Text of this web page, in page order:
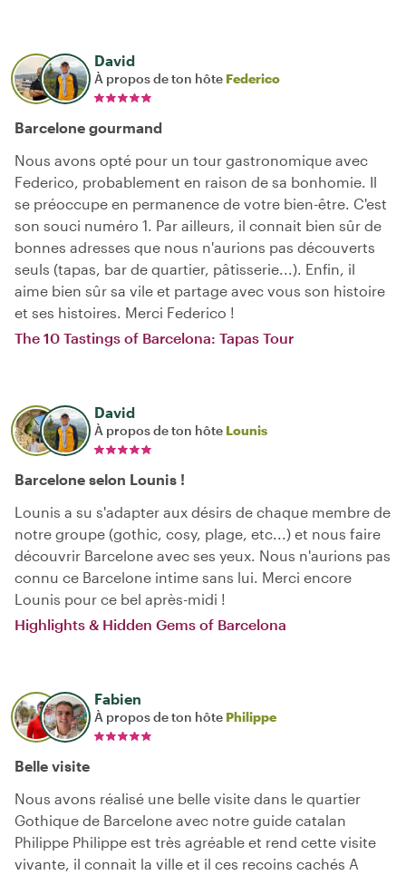
David
À propos de ton hôte Federico
Barcelone gourmand
Nous avons opté pour un tour gastronomique avec
Federico, probablement en raison de sa bonhomie. Il
se préoccupe en permanence de votre bien-être. C'est
son souci numéro 1. Par ailleurs, il connait bien sûr de
bonnes adresses que nous n'aurions pas découverts
seuls (tapas, bar de quartier, pâtisserie...). Enfin, il
aime bien sûr sa vile et partage avec vous son histoire
et ses histoires. Merci Federico !
The 10 Tastings of Barcelona: Tapas Tour
David
À propos de ton hôte Lounis
Barcelone selon Lounis !
Lounis a su s'adapter aux désirs de chaque membre de
notre groupe (gothic, cosy, plage, etc...) et nous faire
découvrir Barcelone avec ses yeux. Nous n'aurions pas
connu ce Barcelone intime sans lui. Merci encore
Lounis pour ce bel après-midi !
Highlights & Hidden Gems of Barcelona
Fabien
À propos de ton hôte Philippe
Belle visite
Nous avons réalisé une belle visite dans le quartier
Gothique de Barcelone avec notre guide catalan
Philippe Philippe est très agréable et rend cette visite
vivante, il connait la ville et il ces recoins cachés A